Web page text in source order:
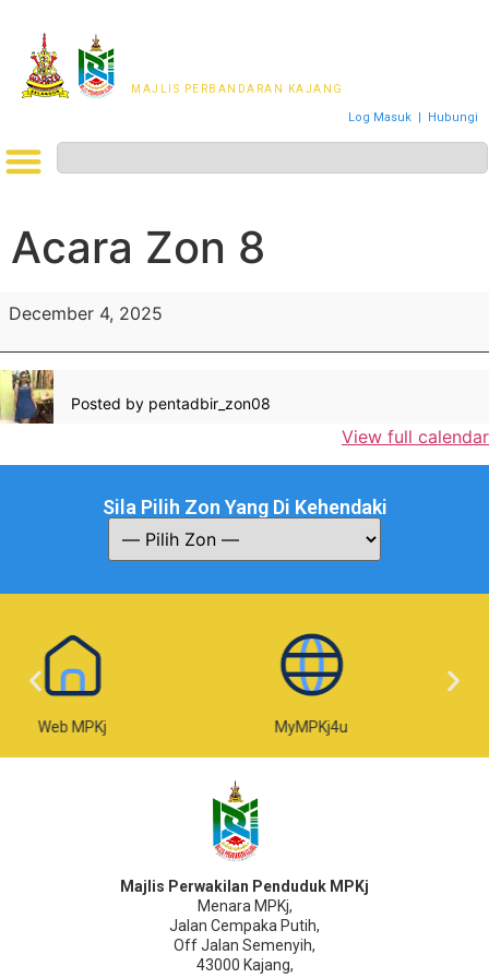
MAJLIS PERBANDARAN KAJANG
Log Masuk | Hubungi
Acara Zon 8
December 4, 2025
Posted by pentadbir_zon08
View full calendar
Sila Pilih Zon Yang Di Kehendaki
Majlis Perwakilan Penduduk MPKj
Menara MPKj,
Jalan Cempaka Putih,
Off Jalan Semenyih,
43000 Kajang,